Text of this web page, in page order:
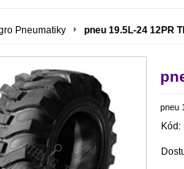
Pneumatiky pneu 19.5L-24 12PR
pneu
Kód: